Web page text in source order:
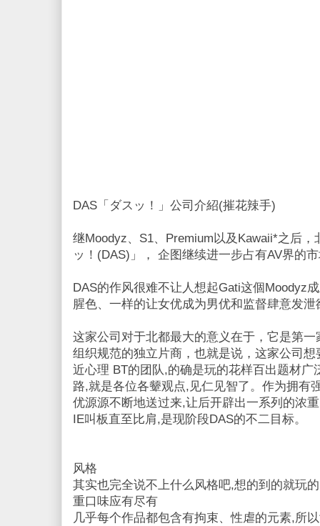
DAS「ダスッ！」公司介紹(摧花辣手)
继Moodyz、S1、Premium以及Kawaii*之后
ッ！(DAS)」， 企图继续进一步占有AV界的
DAS的作风很难不让人想起Gati这個Moodyz
腥色、一样的让女优成为男优和监督肆意发泄
这家公司对于北都最大的意义在于，它是第
组织规范的独立片商，也就是说，这家公司
近心理 BT的团队,的确是玩的花样百出题材广
路,就是各位各颦观点,见仁见智了。作为拥有
优源源不断地送过来,让后开辟出一系列的浓
IE叫板直至比肩,是现阶段DAS的不二目标。
风格
其实也完全说不上什么风格吧,想的到的就玩
重口味应有尽有
几乎每个作品都包含有拘束、性虐的元素,所